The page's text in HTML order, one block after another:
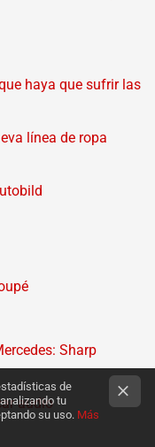
haya que sufrir las
línea de ropa
Sharp
audio
de
tu
su uso. Más